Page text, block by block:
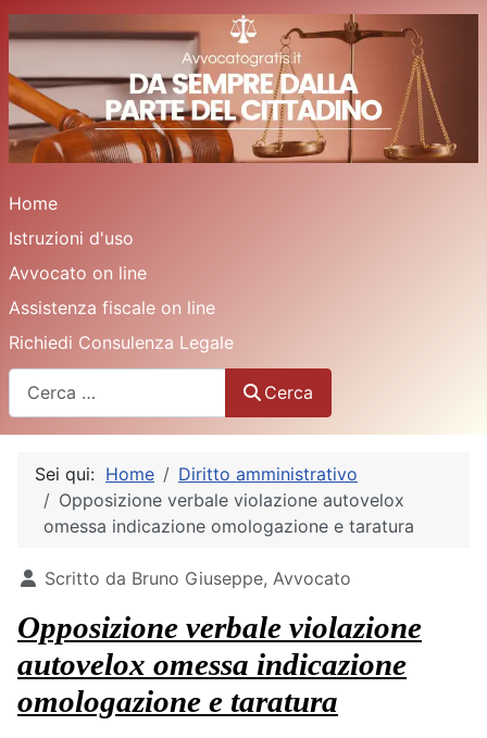
Home
Istruzioni d'uso
Avvocato on line
Assistenza fiscale on line
Richiedi Consulenza Legale
Cerca
Sei qui: Home
Diritto amministrativo
Opposizione verbale violazione autovelox
omessa indicazione omologazione e taratura
Dettagli
Scritto da Bruno Giuseppe, Avvocato
Opposizione verbale violazione
autovelox omessa indicazione
omologazione e taratura